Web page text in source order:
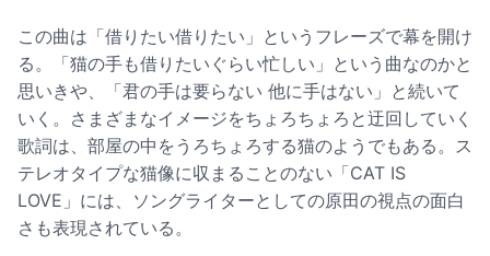
この曲は「借りたい借りたい」というフレーズで幕を開け
る。「猫の手も借りたいぐらい忙しい」という曲なのかと
思いきや、「君の手は要らない 他に手はない」と続いて
いく。さまざまなイメージをちょろちょろと迂回していく
歌詞は、部屋の中をうろちょろする猫のようでもある。ス
テレオタイプな猫像に収まることのない「CAT IS
LOVE」には、ソングライターとしての原田の視点の面白
さも表現されている。